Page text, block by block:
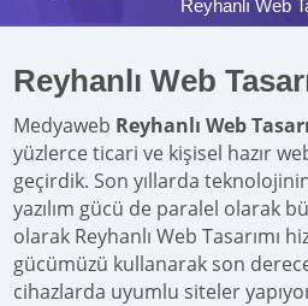
Reyhanlı Web
Reyhanlı Web
Medyaweb Reyhanlı Web
yüzlerce ticari ve kişisel hazır
geçirdik. Son yıllarda
yazılım gücü de paralel olarak
olarak Reyhanlı Web Tasarımı
gücümüzü kullanarak son
cihazlarda uyumlu siteler